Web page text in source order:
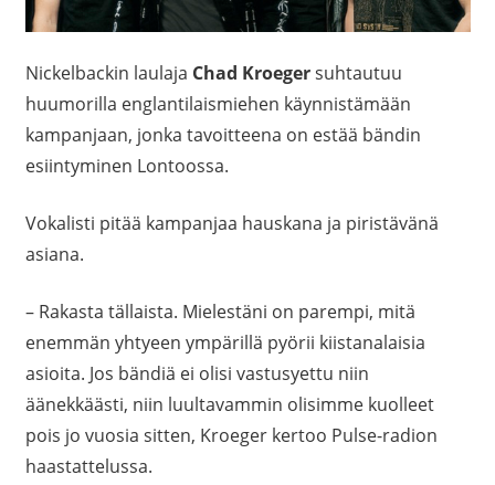
Nickelbackin laulaja Chad Kroegersuhtautuu
huumorilla englantilaismiehen käynnistämään
kampanjaan, jonka tavoitteena on estää bändin
esiintyminen Lontoossa.
Vokalisti pitää kampanjaa hauskana ja piristävänä
asiana.
– Rakasta tällaista. Mielestäni on parempi, mitä
enemmän yhtyeen ympärillä pyörii kiistanalaisia
asioita. Jos bändiä ei olisi vastusyettu niin
äänekkäästi, niin luultavammin olisimme kuolleet
pois jo vuosia sitten, Kroeger kertoo Pulse-radion
haastattelussa.